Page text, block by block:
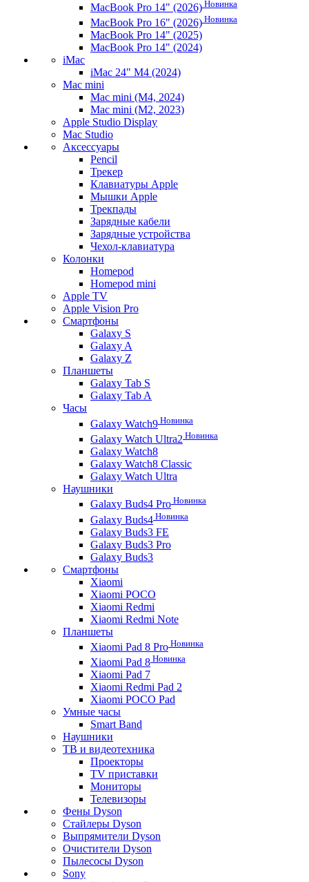
MacBook Pro 14" (2026) Новинка
MacBook Pro 16" (2026) Новинка
MacBook Pro 14" (2025)
MacBook Pro 14" (2024)
iMac
iMac 24" M4 (2024)
Mac mini
Mac mini (M4, 2024)
Mac mini (M2, 2023)
Apple Studio Display
Mac Studio
Аксессуары
Pencil
Трекер
Клавиатуры Apple
Мышки Apple
Трекпады
Зарядные кабели
Зарядные устройства
Чехол-клавиатура
Колонки
Homepod
Homepod mini
Apple TV
Apple Vision Pro
Смартфоны
Galaxy S
Galaxy A
Galaxy Z
Планшеты
Galaxy Tab S
Galaxy Tab A
Часы
Galaxy Watch9 Новинка
Galaxy Watch Ultra2 Новинка
Galaxy Watch8
Galaxy Watch8 Classic
Galaxy Watch Ultra
Наушники
Galaxy Buds4 Pro Новинка
Galaxy Buds4 Новинка
Galaxy Buds3 FE
Galaxy Buds3 Pro
Galaxy Buds3
Смартфоны
Xiaomi
Xiaomi POCO
Xiaomi Redmi
Xiaomi Redmi Note
Планшеты
Xiaomi Pad 8 Pro Новинка
Xiaomi Pad 8 Новинка
Xiaomi Pad 7
Xiaomi Redmi Pad 2
Xiaomi POCO Pad
Умные часы
Smart Band
Наушники
ТВ и видеотехника
Проекторы
TV приставки
Мониторы
Телевизоры
Фены Dyson
Стайлеры Dyson
Выпрямители Dyson
Очистители Dyson
Пылесосы Dyson
Sony